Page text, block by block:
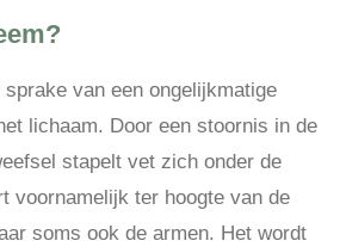
van een ongelijkmatige
lichaam. Door een stoornis in de
stapelt vet zich onder de
voornamelijk ter hoogte van de
soms ook de armen. Het wordt